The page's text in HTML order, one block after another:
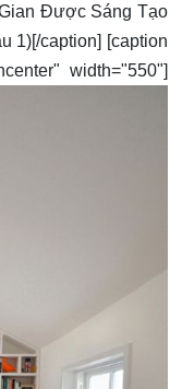
Được Sáng Tạo
1)[/caption] [caption
width="550"]